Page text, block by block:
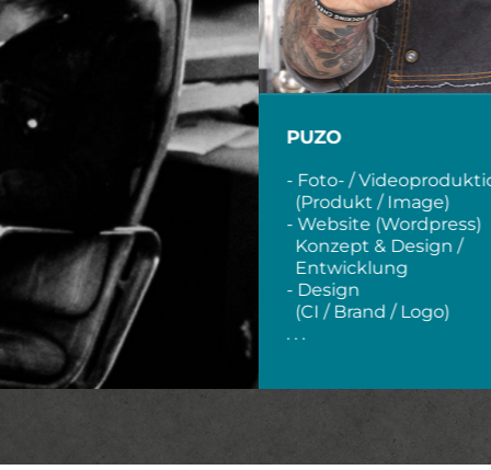
- Foto- /
(Produkt / Image)
- Website (Wordpress)
Konzept & Design /
Entwicklung
- Design
(CI / Brand / Logo)
. . .
PUZO